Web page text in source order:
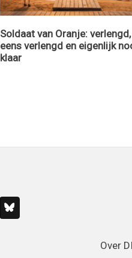
Soldaat van Oranje:
eens verlengd en eigenlijk
klaar
Over